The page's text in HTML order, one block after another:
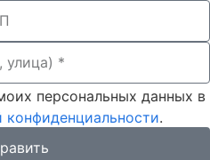
персональных данных в
конфиденциальности.